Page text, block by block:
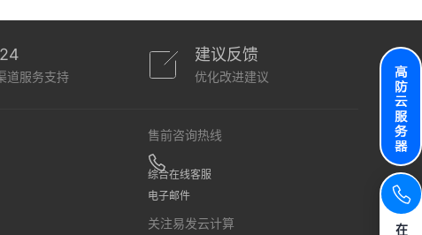
道服务支持
建议反馈
优化改进建议
售前咨询热线
综合在线客服
电子邮件
关注易发云计算 在